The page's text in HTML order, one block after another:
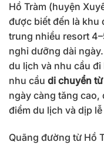
Hồ Tràm (huyện
được biết đến là khu
trung nhiều resort
nghỉ dưỡng dài
du lịch và nhu cầu
nhu cầu di chuyển từ
ngày càng tăng cao,
điểm du lịch và dịp lễ
Quãng đường từ Hồ